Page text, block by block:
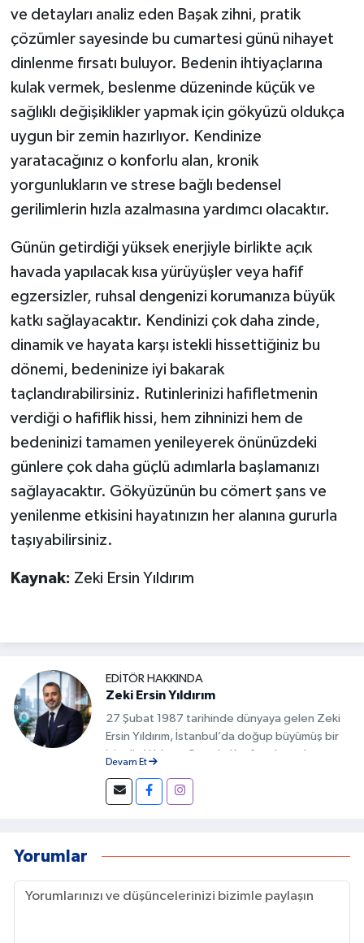
ve detayları analiz eden Başak zihni, pratik
çözümler sayesinde bu cumartesi günü nihayet
dinlenme fırsatı buluyor. Bedenin ihtiyaçlarına
kulak vermek, beslenme düzeninde küçük ve
sağlıklı değişiklikler yapmak için gökyüzü oldukça
uygun bir zemin hazırlıyor. Kendinize
yaratacağınız o konforlu alan, kronik
yorgunlukların ve strese bağlı bedensel
gerilimlerin hızla azalmasına yardımcı olacaktır.
Günün getirdiği yüksek enerjiyle birlikte açık
havada yapılacak kısa yürüyüşler veya hafif
egzersizler, ruhsal dengenizi korumanıza büyük
katkı sağlayacaktır. Kendinizi çok daha zinde,
dinamik ve hayata karşı istekli hissettiğiniz bu
dönemi, bedeninize iyi bakarak
taçlandırabilirsiniz. Rutinlerinizi hafifletmenin
verdiği o hafiflik hissi, hem zihninizi hem de
bedeninizi tamamen yenileyerek önünüzdeki
günlere çok daha güçlü adımlarla başlamanızı
sağlayacaktır. Gökyüzünün bu cömert şans ve
yenilenme etkisini hayatınızın her alanına gururla
taşıyabilirsiniz.
Kaynak: Zeki Ersin Yıldırım
EDITÖR HAKKINDA
Zeki Ersin Yıldırım
27 Şubat 1987 tarihinde dünyaya gelen Zeki
Ersin Yıldırım, İstanbul’da doğup büyümüş bir
isimdir. Yıldırım, Google Keşfet alanında
alanda fark yaratan isimlerden biri olmuştur.
İçeriklerin doğru başlıklarla hazırlanması,
Devam Et
Yorumlar